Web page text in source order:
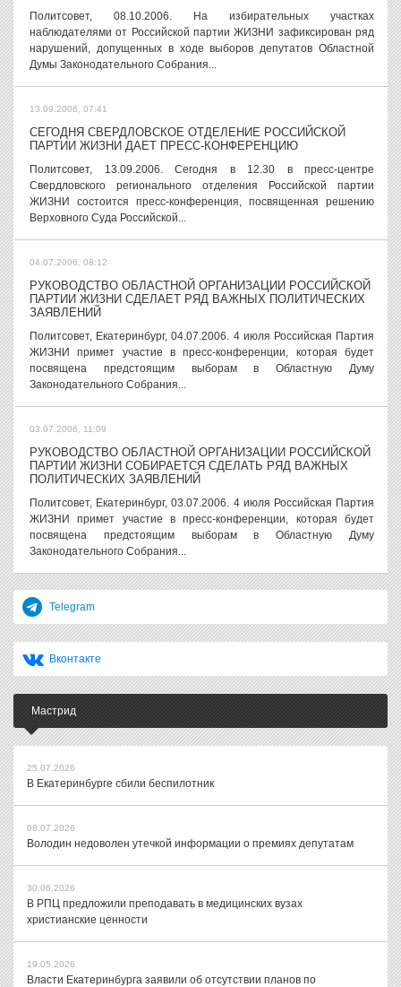
Политсовет, 08.10.2006. На избирательных участках
наблюдателями от Российской партии ЖИЗНИ зафиксирован ряд
нарушений, допущенных в ходе выборов депутатов Областной
Думы Законодательного Собрания...
13.09.2006, 07:41
СЕГОДНЯ СВЕРДЛОВСКОЕ ОТДЕЛЕНИЕ РОССИЙСКОЙ
ПАРТИИ ЖИЗНИ ДАЕТ ПРЕСС-КОНФЕРЕНЦИЮ
Политсовет, 13.09.2006. Сегодня в 12.30 в пресс-центре
Свердловского регионального отделения Российской партии
ЖИЗНИ состоится пресс-конференция, посвященная решению
Верховного Суда Российской...
04.07.2006, 08:12
РУКОВОДСТВО ОБЛАСТНОЙ ОРГАНИЗАЦИИ РОССИЙСКОЙ
ПАРТИИ ЖИЗНИ СДЕЛАЕТ РЯД ВАЖНЫХ ПОЛИТИЧЕСКИХ
ЗАЯВЛЕНИЙ
Политсовет, Екатеринбург, 04.07.2006. 4 июля Российская Партия
ЖИЗНИ примет участие в пресс-конференции, которая будет
посвящена предстоящим выборам в Областную Думу
Законодательного Собрания...
03.07.2006, 11:09
РУКОВОДСТВО ОБЛАСТНОЙ ОРГАНИЗАЦИИ РОССИЙСКОЙ
ПАРТИИ ЖИЗНИ СОБИРАЕТСЯ СДЕЛАТЬ РЯД ВАЖНЫХ
ПОЛИТИЧЕСКИХ ЗАЯВЛЕНИЙ
Политсовет, Екатеринбург, 03.07.2006. 4 июля Российская Партия
ЖИЗНИ примет участие в пресс-конференции, которая будет
посвящена предстоящим выборам в Областную Думу
Законодательного Собрания...
Telegram
Вконтакте
Мастрид
25.07.2026
В Екатеринбурге сбили беспилотник
08.07.2026
Володин недоволен утечкой информации о премиях депутатам
30.06.2026
В РПЦ предложили преподавать в медицинских вузах
христианские ценности
19.05.2026
Власти Екатеринбурга заявили об отсутствии планов по